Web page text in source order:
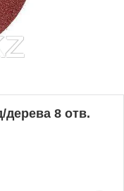
8 отв.